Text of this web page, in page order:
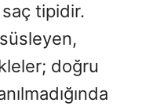
tipidir.
doğru